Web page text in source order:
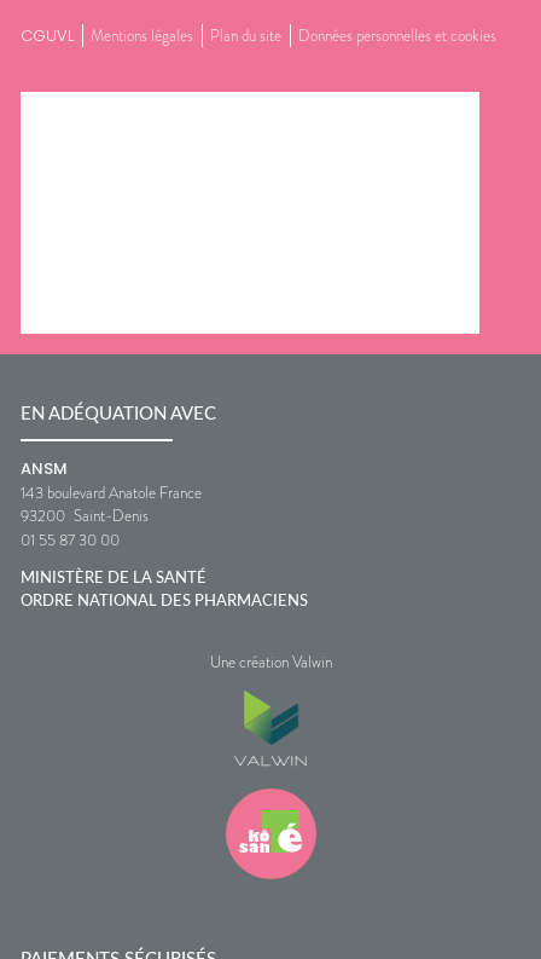
CGUVL Mentions légales Plan du site Données personnelles et cookies
EN ADÉQUATION AVEC
ANSM
143 boulevard Anatole France
93200 Saint-Denis
01 55 87 30 00
MINISTÈRE DE LA SANTÉ
ORDRE NATIONAL DES PHARMACIENS
Une création Valwin